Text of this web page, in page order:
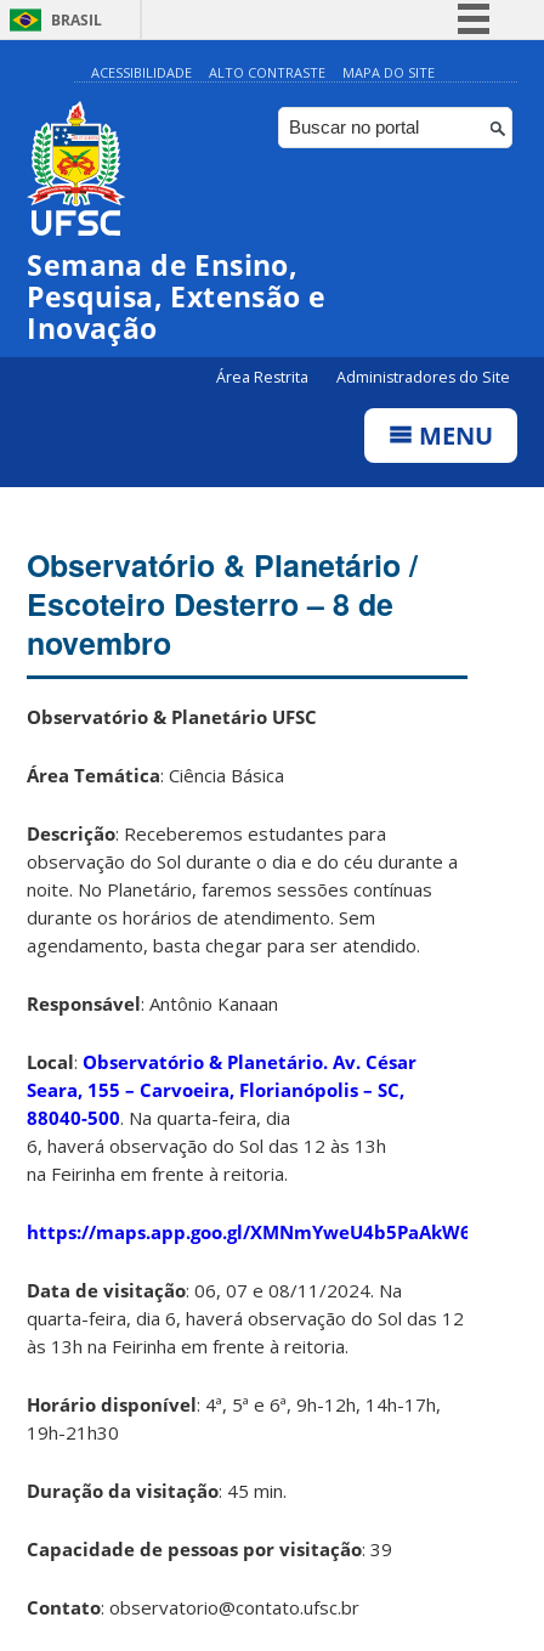
BRASIL
Simplifique!
Comunica BR
Participe
ACESSIBILIDADE ALTO CONTRASTE MAPA DO SITE
Semana de Ensino,
Pesquisa, Extensão e
Inovação
Área Restrita Administradores do Site
MENU
Observatório & Planetário /
Escoteiro Desterro – 8 de
novembro
Observatório & Planetário UFSC
Área Temática: Ciência Básica
Descrição: Receberemos estudantes para
observação do Sol durante o dia e do céu durante a
noite. No Planetário, faremos sessões contínuas
durante os horários de atendimento. Sem
agendamento, basta chegar para ser atendido.
Responsável: Antônio Kanaan
Local:Observatório & Planetário. Av. César
Seara, 155 – Carvoeira, Florianópolis – SC,
88040-500. Na quarta-feira, dia
6, haverá observação do Sol das 12 às 13h
na Feirinha em frente à reitoria.
https://maps.app.goo.gl/XMNmYweU4b5PaAkW6
Data de visitação: 06, 07 e 08/11/2024. Na
quarta-feira, dia 6, haverá observação do Sol das 12
às 13h na Feirinha em frente à reitoria.
Horário disponível: 4ª, 5ª e 6ª, 9h-12h, 14h-17h,
19h-21h30
Duração da visitação: 45 min.
Capacidade de pessoas por visitação: 39
Contato: observatorio@contato.ufsc.br